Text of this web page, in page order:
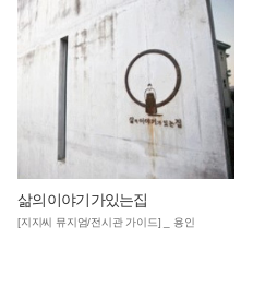
삶의이야기가있는집
[지지씨 뮤지엄/전시관 가이드] _ 용인